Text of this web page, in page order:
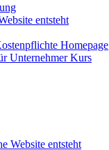
entsteht
Homepage
Unternehmer Kurs
Website entsteht